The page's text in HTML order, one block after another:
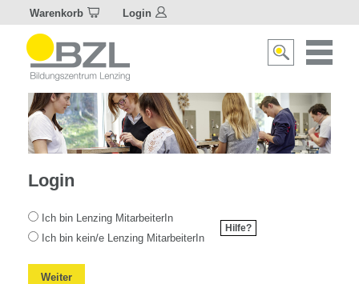
Warenkorb Login
Suche
Login
Welchen
haben
Ich bin Lenzing MitarbeiterIn
Ich bin kein/e Lenzing MitarbeiterIn
Hilfe?
Weiter